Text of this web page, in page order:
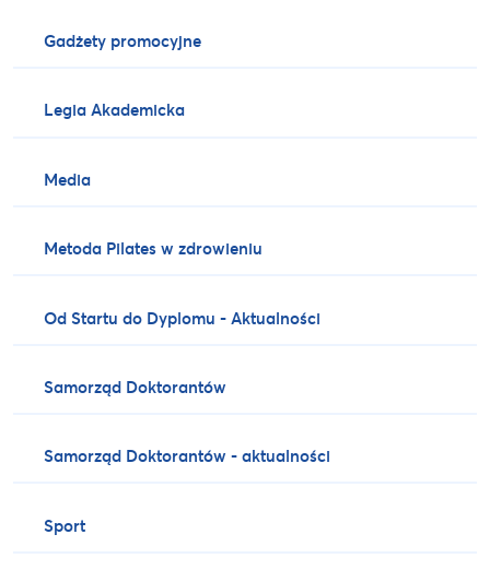
Gadżety promocyjne
Legia Akademicka
Media
Metoda Pilates w zdrowieniu
Od Startu do Dyplomu - Aktualności
Samorząd Doktorantów
Samorząd Doktorantów - aktualności
Sport